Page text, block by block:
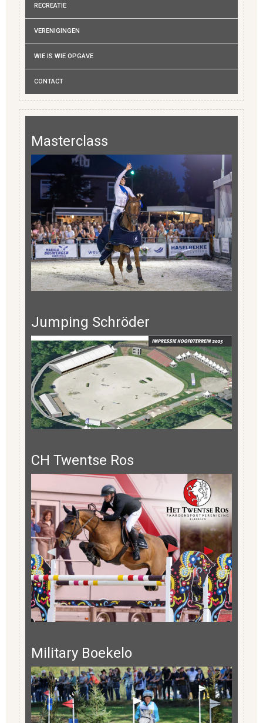
RECREATIE
VERENIGINGEN
WIE IS WIE OPGAVE
CONTACT
Masterclass
Jumping Schröder
CH Twentse Ros
Military Boekelo